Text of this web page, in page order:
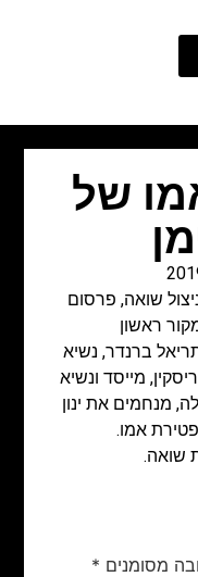
של
שואה, פרסום
ראשון
ברנדר, נשיא
מייסד ונשיא
מנחמים את ינון
אמו.
שואה.
מסומנים *